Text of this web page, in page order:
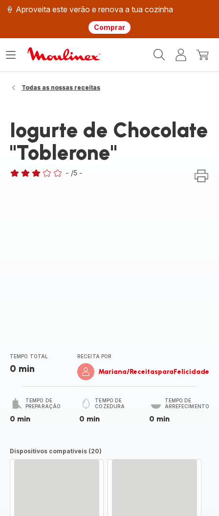
🍦 Aproveita este verão e renova a tua cozinha
Comprar
Moulinex
O
Abrir
Todas as nossas receitas
Iogurte de Chocolate
"Toblerone"
- /5 -
TEMPO TOTAL
0 min
RECEITA POR
Mariana/ReceitasparaFelicidade
TEMPO DE
PREPARAÇÃO
0 min
TEMPO DE
COZEDURA
0 min
TEMPO DE
ARREFECIMENTO
0 min
Dispositivos compatíveis (20)